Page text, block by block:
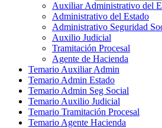
Auxiliar Administrativo del
Administrativo del Estado
Administrativo Seguridad
Auxilio Judicial
Tramitación Procesal
Agente de Hacienda
Temario Auxiliar Admin
Temario Admin Estado
Temario Admin Seg Social
Temario Auxilio Judicial
Temario Tramitación Procesal
Temario Agente Hacienda